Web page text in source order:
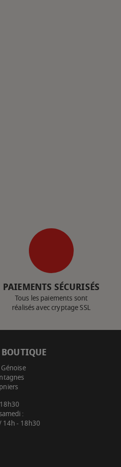
PAIEMENTS SÉCURISÉS
Tous les paiements sont
réalisés avec cryptage SSL
:
14h - 18h30